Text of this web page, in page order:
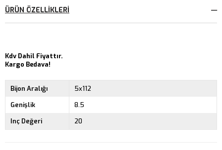
ÜRÜN ÖZELLIKLERI
Kdv Dahil Fiyattır.
Kargo Bedava!
Bijon Aralığı
5x112
Genişlik
8.5
Inç Değeri
20